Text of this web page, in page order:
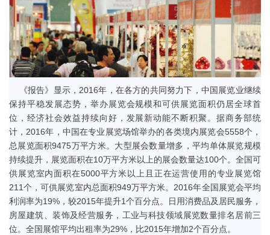
《报告》显示，2016年，在各方的共同努力下，中国展览业继续
保持平稳发展态势，举办展览会规模和可供展览面积仍居全球首
位，经济社会效益持续向好，发展新动能不断积聚。据商务部统
计，2016年，中国在专业展览场馆举办的各类境内展览会5558个，
总展览面积9475万平方米。大型展会数量增多，平均单体展览规模
持续提升，展览面积在10万平方米以上的展会数量达100个。全国可
供展览室内面积在5000平方米以上且正在运营使用的专业展览馆
211个，可供展览室内总面积949万平方米。2016年全国展览会平均
利润率为19%，较2015年提升1个百分点。日用消费品及居民服务，
房屋建筑、装饰及经营服务，工业与科技领域展览数量排名居前三
位。全国展馆平均出租率为29%，比2015年增加2个百分点。